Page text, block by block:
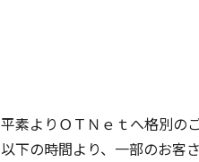
平素よりＯＴＮｅｔへ格別の
以下の時間より、一部のお客